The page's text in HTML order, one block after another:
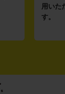
用いた
す。